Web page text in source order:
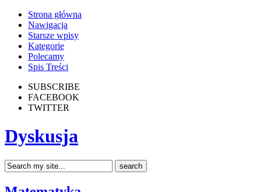
Strona główna
Nawigacja
Starsze wpisy
Kategorie
Polecamy
Spis Treści
SUBSCRIBE
FACEBOOK
TWITTER
Dyskusja